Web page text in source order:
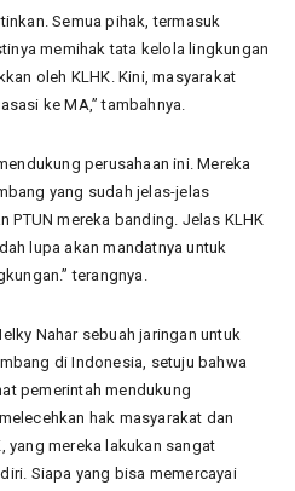
Semua pihak, termasuk
memihak tata kelola lingkungan
oleh KLHK. Kini, masyarakat
ke MA,” tambahnya.
perusahaan ini. Mereka
yang sudah jelas-jelas
PTUN mereka banding. Jelas KLHK
lupa akan mandatnya untuk
terangnya.
Nahar sebuah jaringan untuk
di Indonesia, setuju bahwa
pemerintah mendukung
hak masyarakat dan
yang mereka lakukan sangat
Siapa yang bisa memercayai